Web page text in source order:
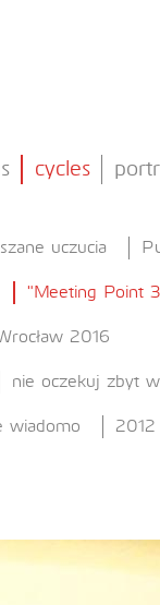
cycles
uczucia
"Meeting Point
2016
nie oczekuj zbyt
wiadomo 2012